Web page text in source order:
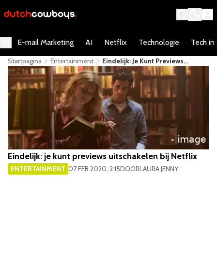
E-mail Marketing AI Netflix Technologie Tech in
Startpagina Entertainment
​Eindelijk: Je Kunt Previews
Uitschakelen Bij Netflix
​Eindelijk: je kunt previews uitschakelen bij Netflix
ENTERTAINMENT 07 FEB 2020, 2:15DOORLAURA JENNY